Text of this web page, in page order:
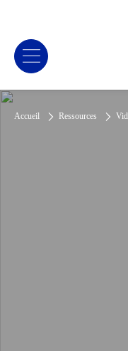
Accueil Ressources